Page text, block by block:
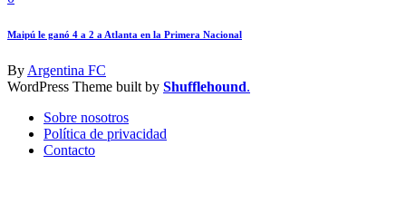
Maipú le ganó 4 a 2 a Atlanta en la Primera Nacional
By Argentina FC
WordPress Theme built by Shufflehound.
Sobre nosotros
Política de privacidad
Contacto